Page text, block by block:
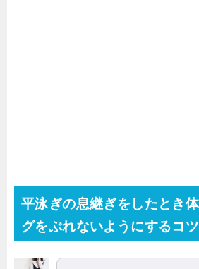
平泳ぎの息継ぎをしたとき
グをぶれないようにするコツ